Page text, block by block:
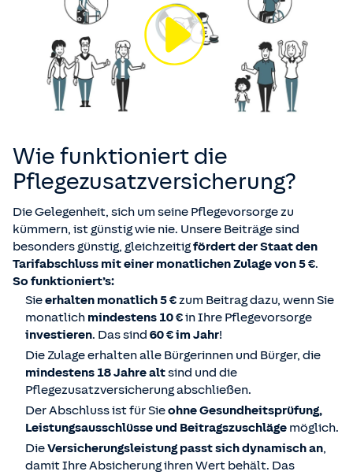
Wie funktioniert die
Pflegezusatz­versicherung?
Die Gelegenheit, sich um seine Pflegevorsorge zu
kümmern, ist günstig wie nie. Unsere Beiträge sind
besonders günstig, gleichzeitigfördert der Staat den
Tarifabschluss mit einer monatlichen Zulage von 5 €.
So funktioniert’s:
Sieerhalten monatlich 5 €zum Beitrag dazu, wenn Sie
monatlich mindestens 10 €in Ihre Pflegevorsorge
investieren. Das sind 60 € im Jahr!
Die Zulage erhalten alle Bürgerinnen und Bürger, die
mindestens 18 Jahre altsind und die
Pflegezusatzversicherung abschließen.
Der Abschluss ist für Sieohne Gesundheitsprüfung,
Leistungsausschlüsse und Beitragszuschläge möglich.
DieVersicherungsleistung passt sich dynamisch an,
damit Ihre Absicherung ihren Wert behält. Das